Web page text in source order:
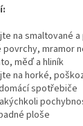
na smaltované
povrchy, mramor
měď a hliník
na horké,
spotřebiče
ploše